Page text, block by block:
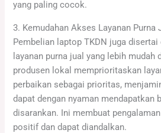
yang paling cocok.
3. Kemudahan Akses Layanan Purna
Pembelian laptop TKDN juga disertai
layanan purna jual yang lebih mudah
produsen lokal memprioritaskan
perbaikan sebagai prioritas,
dapat dengan nyaman mendapatkan
disarankan. Ini membuat
positif dan dapat diandalkan.